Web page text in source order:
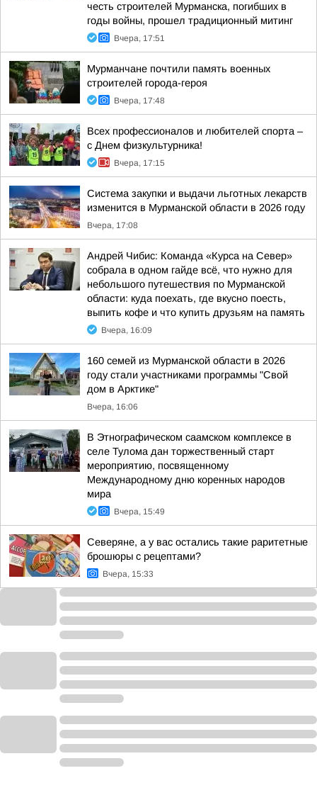
честь строителей Мурманска, погибших в
годы войны, прошел традиционный митинг
Вчера, 17:51
Мурманчане почтили память военных
строителей города-героя
Вчера, 17:48
Всех профессионалов и любителей спорта –
с Днем физкультурника!
Вчера, 17:15
Система закупки и выдачи льготных лекарств
изменится в Мурманской области в 2026 году
Вчера, 17:08
Андрей Чибис: Команда «Курса на Север»
собрала в одном гайде всё, что нужно для
небольшого путешествия по Мурманской
области: куда поехать, где вкусно поесть,
выпить кофе и что купить друзьям на память
Вчера, 16:09
160 семей из Мурманской области в 2026
году стали участниками программы "Свой
дом в Арктике"
Вчера, 16:06
В Этнографическом саамском комплексе в
селе Тулома дан торжественный старт
мероприятию, посвященному
Международному дню коренных народов
мира
Вчера, 15:49
Северяне, а у вас остались такие раритетные
брошюры с рецептами?
Вчера, 15:33